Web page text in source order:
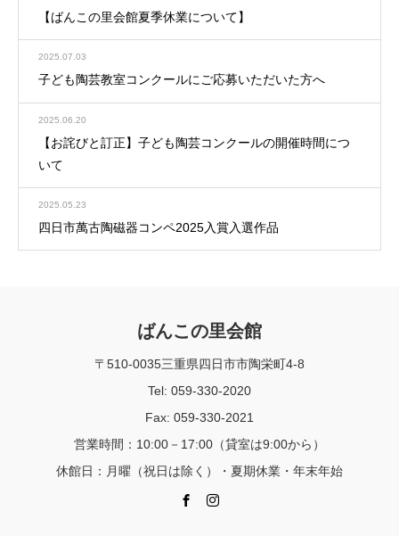
【ばんこの里会館夏季休業について】
2025.07.03
子ども陶芸教室コンクールにご応募いただいた方へ
2025.06.20
【お詫びと訂正】子ども陶芸コンクールの開催時間につ
いて
2025.05.23
四日市萬古陶磁器コンペ2025入賞入選作品
ばんこの里会館
〒510-0035三重県四日市市陶栄町4-8
Tel: 059-330-2020
Fax: 059-330-2021
営業時間：10:00－17:00（貸室は9:00から）
休館日：月曜（祝日は除く）・夏期休業・年末年始